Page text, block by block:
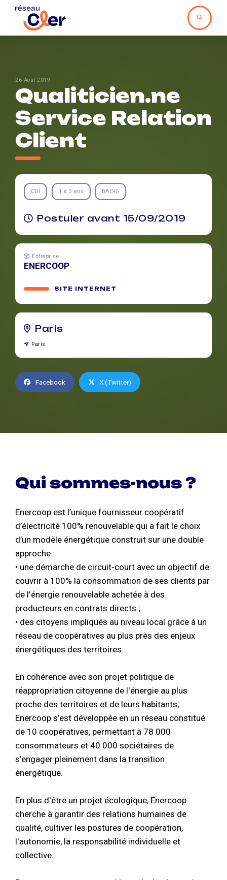
26 Août 2019
Qualiticien.ne
Service Relation
Client
CDI 1 à 3 ans BAC+5
Postuler avant 15/09/2019
Entreprise
ENERCOOP
SITE INTERNET
Paris
Paris
Facebook X (Twitter)
Qui sommes-nous ?
Enercoop est l’unique fournisseur coopératif
d’électricité 100% renouvelable qui a fait le choix
d’un modèle énergétique construit sur une double
approche :
• une démarche de circuit-court avec un objectif de
couvrir à 100% la consommation de ses clients par
de l'énergie renouvelable achetée à des
producteurs en contrats directs ;
• des citoyens impliqués au niveau local grâce à un
réseau de coopératives au plus près des enjeux
énergétiques des territoires.
En cohérence avec son projet politique de
réappropriation citoyenne de l'énergie au plus
proche des territoires et de leurs habitants,
Enercoop s’est développée en un réseau constitué
de 10 coopératives, permettant à 78 000
consommateurs et 40 000 sociétaires de
s’engager pleinement dans la transition
énergétique.
En plus d'être un projet écologique, Enercoop
cherche à garantir des relations humaines de
qualité, cultiver les postures de coopération,
l'autonomie, la responsabilité individuelle et
collective.